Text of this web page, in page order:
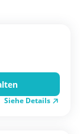
Siehe Details